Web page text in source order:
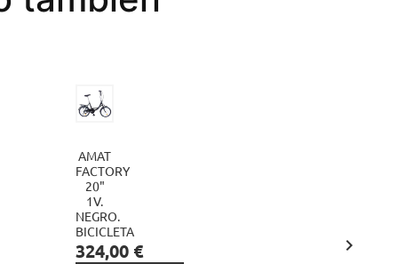
AMAT
FACTORY
20"
1V.
NEGRO.
BICICLETA
Precio
324,00 €
0,56 €
